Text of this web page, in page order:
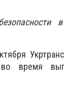
время